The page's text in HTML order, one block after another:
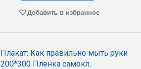
Добавить в избранное
Плакат: Как правильно мыть руки
200*300 Пленка самокл.